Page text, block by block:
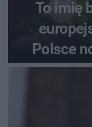
To imię
Polsce